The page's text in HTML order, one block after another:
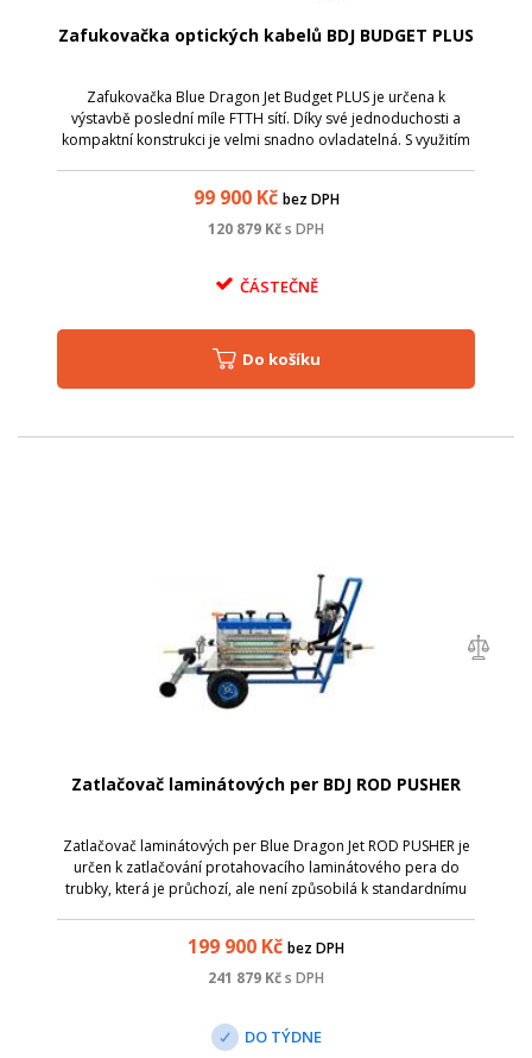
Zafukovačka optických kabelů BDJ BUDGET PLUS
Zafukovačka Blue Dragon Jet Budget PLUS je určena k
výstavbě poslední míle FTTH sítí. Díky své jednoduchosti a
kompaktní konstrukci je velmi snadno ovladatelná. S využitím
99 900Kč bez DPH
120 879 Kčs DPH
ČÁSTEČNĚ
Do košíku
Zatlačovač laminátových per BDJ ROD PUSHER
Zatlačovač laminátových per Blue Dragon Jet ROD PUSHER je
určen k zatlačování protahovacího laminátového pera do
trubky, která je průchozí, ale není způsobilá k standardnímu
199 900 Kč bez DPH
241 879 Kčs DPH
DO TÝDNE